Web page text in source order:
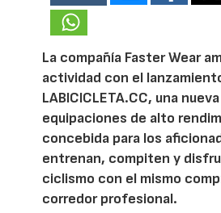
La compañía Faster Wear
actividad con el
LABICICLETA.CC, una
equipaciones de alto
concebida para los
entrenan, compiten y
ciclismo con el mismo
corredor profesional.